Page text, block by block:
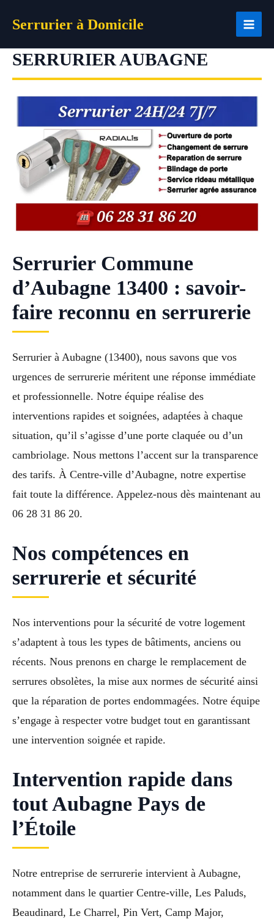
Serrurier à Domicile
SERRURIER AUBAGNE
Serrurier Commune
d’Aubagne 13400 : savoir-
faire reconnu en serrurerie
Serrurier à Aubagne (13400), nous savons que vos
urgences de serrurerie méritent une réponse immédiate
et professionnelle. Notre équipe réalise des
interventions rapides et soignées, adaptées à chaque
situation, qu’il s’agisse d’une porte claquée ou d’un
cambriolage. Nous mettons l’accent sur la transparence
des tarifs. À Centre-ville d’Aubagne, notre expertise
fait toute la différence. Appelez-nous dès maintenant au
06 28 31 86 20.
Nos compétences en
serrurerie et sécurité
Nos interventions pour la sécurité de votre logement
s’adaptent à tous les types de bâtiments, anciens ou
récents. Nous prenons en charge le remplacement de
serrures obsolètes, la mise aux normes de sécurité ainsi
que la réparation de portes endommagées. Notre équipe
s’engage à respecter votre budget tout en garantissant
une intervention soignée et rapide.
Intervention rapide dans
tout Aubagne Pays de
l’Étoile
Notre entreprise de serrurerie intervient à Aubagne,
notamment dans le quartier Centre-ville, Les Paluds,
Beaudinard, Le Charrel, Pin Vert, Camp Major,